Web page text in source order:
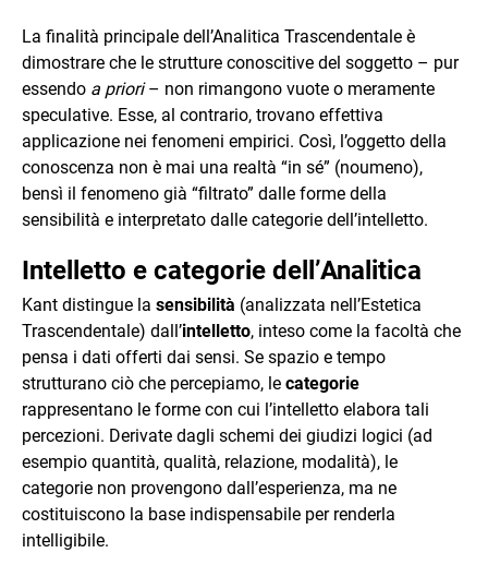
La finalità principale dell’Analitica Trascendentale è
dimostrare che le strutture conoscitive del soggetto – pur
essendo a priori– non rimangono vuote o meramente
speculative. Esse, al contrario, trovano effettiva
applicazione nei fenomeni empirici. Così, l’oggetto della
conoscenza non è mai una realtà “in sé” (noumeno),
bensì il fenomeno già “filtrato” dalle forme della
sensibilità e interpretato dalle categorie dell’intelletto.
Intelletto e categorie dell’Analitica
Kant distingue la sensibilità (analizzata nell’Estetica
Trascendentale) dall’intelletto, inteso come la facoltà che
pensa i dati offerti dai sensi. Se spazio e tempo
strutturano ciò che percepiamo, le categorie
rappresentano le forme con cui l’intelletto elabora tali
percezioni. Derivate dagli schemi dei giudizi logici (ad
esempio quantità, qualità, relazione, modalità), le
categorie non provengono dall’esperienza, ma ne
costituiscono la base indispensabile per renderla
intelligibile.